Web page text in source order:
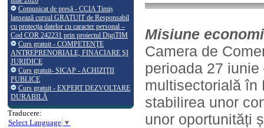
Comunicat de presă - CCIA Timiș
lansează cursul GRATUIT de Responsabil
cu protecția datelor cu caracter personal –
Cod COR 242231 prin proiectul DigiTIM
Curs gratuit - COMPETENŢE
ANTREPRENORIALE, FINACIARE ŞI
JURIDICE
Curs gratuit- SICAP - ACHIZIŢII
PUBLICE
Curs gratuit - EXPERT DEZVOLTARE
DURABILĂ
Traducere:
Select Language ▼
Misiune
Camera de
perioada 27
multisectorială în
stabilirea unor
unor oportunități